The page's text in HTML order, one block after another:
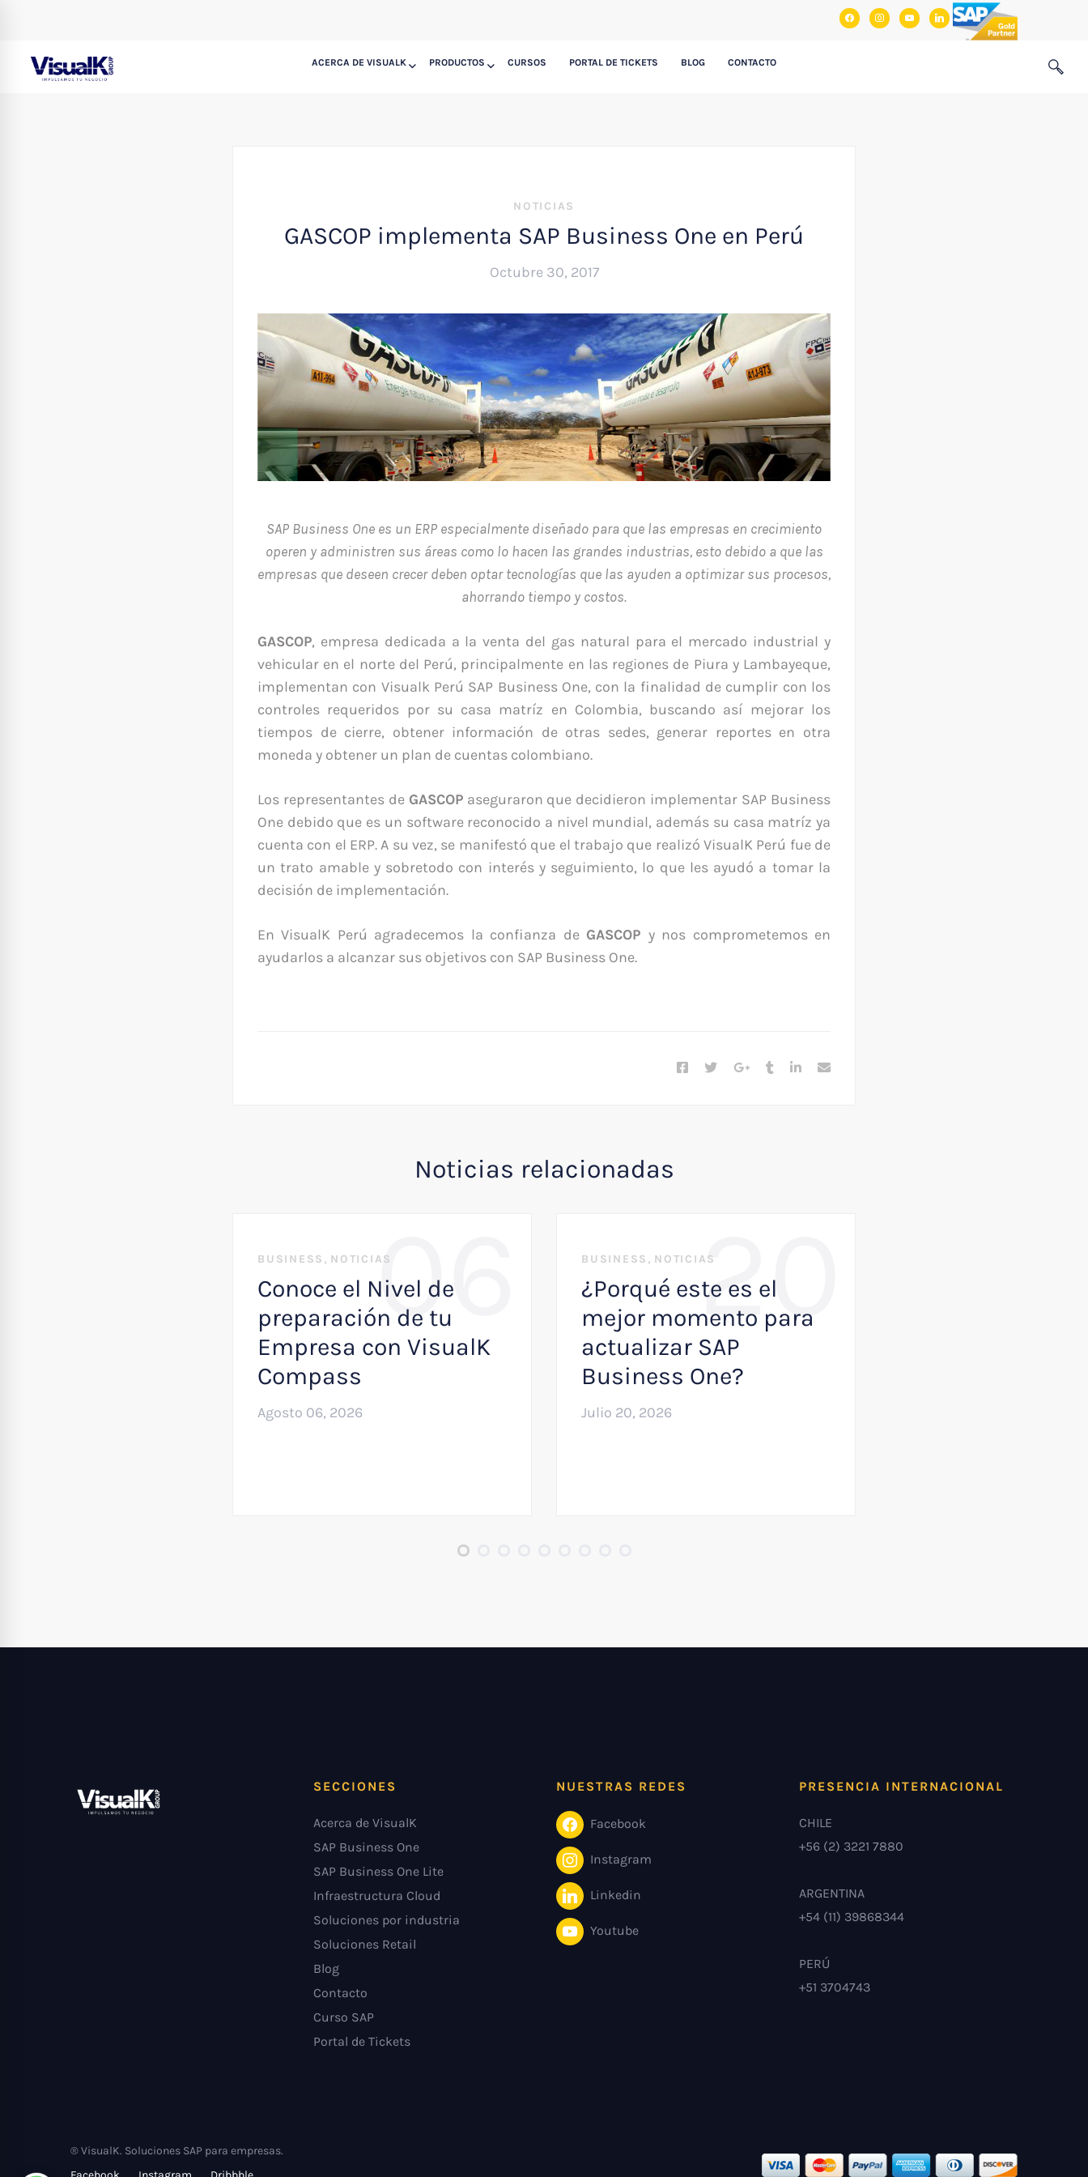
facebookinstagram
youtubelinkedin
ACERCA DE VISUALK PRODUCTOS CURSOS PORTAL DE TICKETS BLOG CONTACTO
NOTICIAS
GASCOP implementa SAP Business One en Perú
Octubre 30, 2017
SAP Business One es un ERP especialmente diseñado para que las empresas en crecimiento
operen y administren sus áreas como lo hacen las grandes industrias, esto debido a que las
empresas que deseen crecer deben optar tecnologías que las ayuden a optimizar sus procesos,
ahorrando tiempo y costos.
GASCOP, empresa dedicada a la venta del gas natural para el mercado industrial y
vehicular en el norte del Perú, principalmente en las regiones de Piura y Lambayeque,
implementan con Visualk Perú SAP Business One, con la finalidad de cumplir con los
controles requeridos por su casa matríz en Colombia, buscando así mejorar los
tiempos de cierre, obtener información de otras sedes, generar reportes en otra
moneda y obtener un plan de cuentas colombiano.
Los representantes de GASCOPaseguraron que decidieron implementar SAP Business
One debido que es un software reconocido a nivel mundial, además su casa matríz ya
cuenta con el ERP. A su vez, se manifestó que el trabajo que realizó VisualK Perú fue de
un trato amable y sobretodo con interés y seguimiento, lo que les ayudó a tomar la
decisión de implementación.
En VisualK Perú agradecemos la confianza de GASCOP y nos comprometemos en
ayudarlos a alcanzar sus objetivos con SAP Business One.
Noticias relacionadas
06
BUSINESS , NOTICIAS
Conoce el Nivel de
preparación de tu
Empresa con VisualK
Compass
Agosto 06, 2026
20
BUSINESS , NOTICIAS
¿Porqué este es el
mejor momento para
actualizar SAP
Business One?
Julio 20, 2026
SECCIONES
Acerca de VisualK
SAP Business One
SAP Business One Lite
Infraestructura Cloud
Soluciones por industria
Soluciones Retail
Blog
Contacto
Curso SAP
Portal de Tickets
NUESTRAS REDES
Facebook
Instagram
Linkedin
Youtube
PRESENCIA INTERNACIONAL
CHILE
+56 (2) 3221 7880
ARGENTINA
+54 (11) 39868344
PERÚ
+51 3704743
® VisualK. Soluciones SAP para empresas.